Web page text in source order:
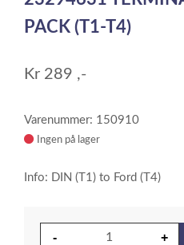
1PACK (T1-T4)
Kr 289 ,-
Varenummer: 150910
Ingen på lager
Info: DIN (T1) to Ford (T4)